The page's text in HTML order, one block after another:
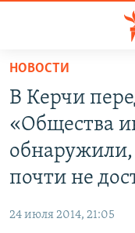
Вернуться
основному
содержанию
Вернутся
главной
Вернутся
СПЕЦПРОЕКТЫ
ГРУЗ 200
ВОДА
РАДІО СВОБОДА
НОВОСТИ
В Керчи
«Общества
обнаружили,
почти не
24 июля 2014, 21:05